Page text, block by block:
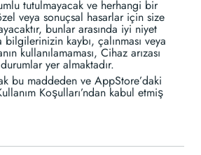
tutulmayacak ve herhangi bir
veya sonuçsal hasarlar için size
bunlar arasında iyi niyet
bilgilerinizin kaybı, çalınması veya
kullanılamaması, Cihaz arızası
yer almaktadır.
bu maddeden ve AppStore’daki
Koşulları’ndan kabul etmiş